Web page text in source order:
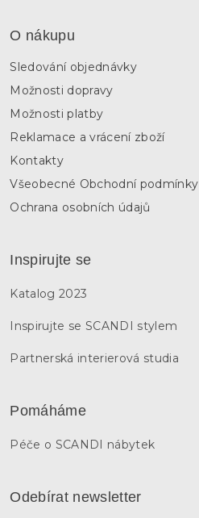
O nákupu
Sledování objednávky
Možnosti dopravy
Možnosti platby
Reklamace a vrácení zboží
Kontakty
Všeobecné Obchodní podmínky
Ochrana osobních údajů
Inspirujte se
Katalog 2023
Inspirujte se SCANDI stylem
Partnerská interierová studia
Pomáháme
Péče o SCANDI nábytek
Odebírat newsletter